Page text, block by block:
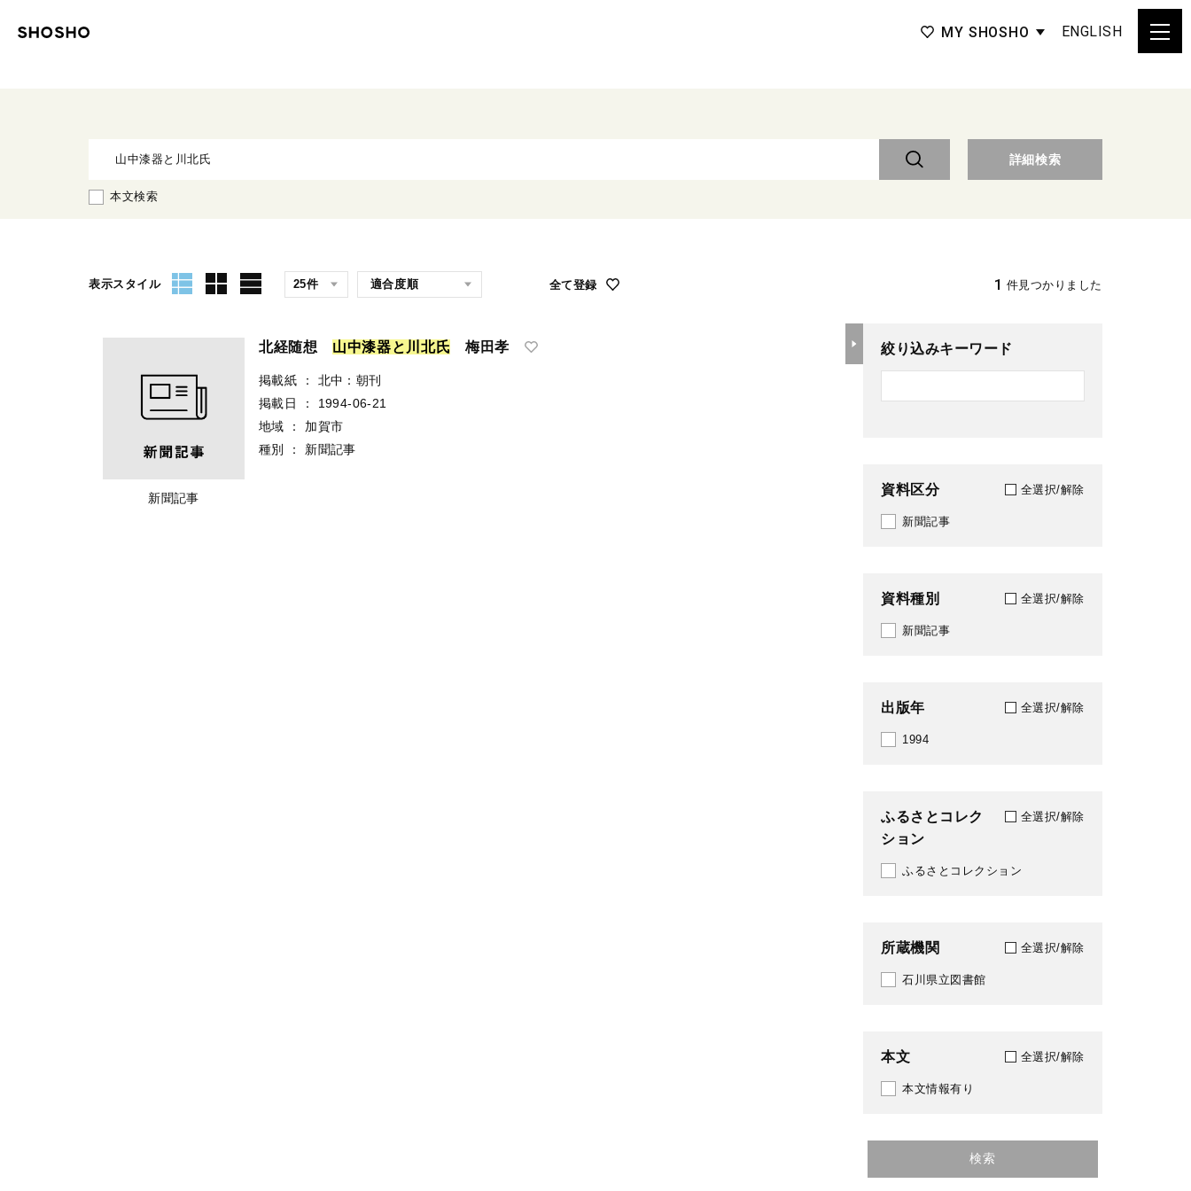
MY SHOSHO ENGLISH
詳細検索
本文検索
表示スタイル 全て登録 1 件見つかりました
新聞記事
北経随想 山中漆器と 川北氏 梅田孝
掲載紙 ：
北中：朝刊
掲載日
：
1994-06-21
地域
：
加賀市
種別
： 新聞記事
絞り込みキーワード
資料区分 全選択/解除
新聞記事
資料種別 全選択/解除
新聞記事
出版年 全選択/解除
1994
ふるさとコレク
ション
全選択/解除
ふるさとコレクション
所蔵機関 全選択/解除
石川県立図書館
本文 全選択/解除
本文情報有り
検索